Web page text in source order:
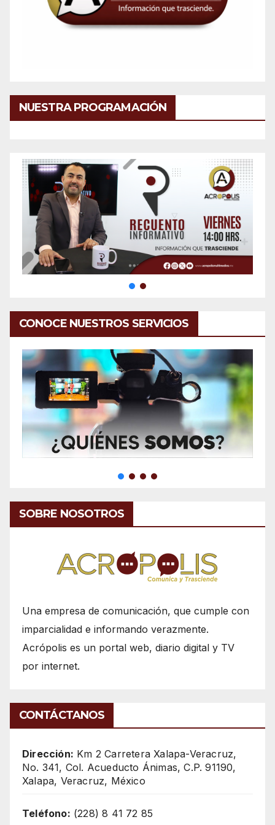
NUESTRA PROGRAMACIÓN
CONOCE NUESTROS SERVICIOS
SOBRE NOSOTROS
Una empresa de comunicación, que cumple con
imparcialidad e informando verazmente.
Acrópolis es un portal web, diario digital y TV
por internet.
CONTÁCTANOS
Dirección: Km 2 Carretera Xalapa-Veracruz,
No. 341, Col. Acueducto Ánimas, C.P. 91190,
Xalapa, Veracruz, México
Teléfono: (228) 8 41 72 85